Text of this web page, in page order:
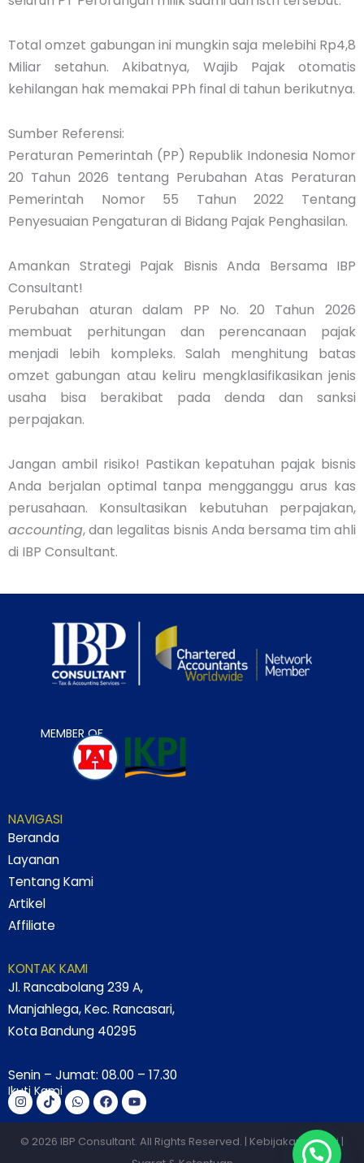
Total omzet gabungan ini mungkin saja melebihi Rp4,8
Miliar setahun. Akibatnya, Wajib Pajak otomatis
kehilangan hak memakai PPh final di tahun berikutnya.
Sumber Referensi:
Peraturan Pemerintah (PP) Republik Indonesia Nomor
20 Tahun 2026 tentang Perubahan Atas Peraturan
Pemerintah Nomor 55 Tahun 2022 Tentang
Penyesuaian Pengaturan di Bidang Pajak Penghasilan.
Amankan Strategi Pajak Bisnis Anda Bersama IBP
Consultant!
Perubahan aturan dalam PP No. 20 Tahun 2026
membuat perhitungan dan perencanaan pajak
menjadi lebih kompleks. Salah menghitung batas
omzet gabungan atau keliru mengklasifikasikan jenis
usaha bisa berakibat pada denda dan sanksi
perpajakan.
Jangan ambil risiko! Pastikan kepatuhan pajak bisnis
Anda berjalan optimal tanpa mengganggu arus kas
perusahaan. Konsultasikan kebutuhan perpajakan,
accounting, dan legalitas bisnis Anda bersama tim ahli
di IBP Consultant.
MEMBER OF
NAVIGASI
Beranda
Layanan
Tentang Kami
Artikel
Affiliate
KONTAK KAMI
Jl. Rancabolang 239 A,
Manjahlega, Kec. Rancasari,
Kota Bandung 40295
Senin – Jumat: 08.00 – 17.30
Ikuti Kami
Instagram
TiktokWhatsapp
FacebookYoutube
© 2026 IBP Consultant. All Rights Reserved. | Kebijakan Privasi|